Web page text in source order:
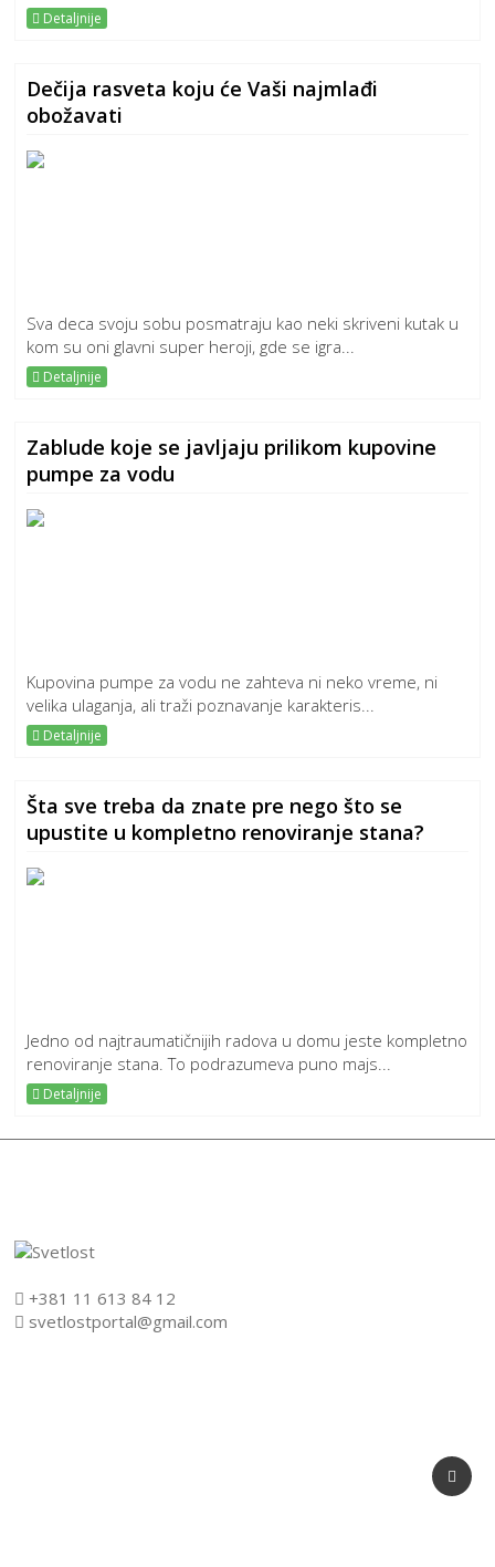
Detaljnije
Dečija rasveta koju će Vaši najmlađi
obožavati
Sva deca svoju sobu posmatraju kao neki skriveni kutak u
kom su oni glavni super heroji, gde se igra...
Detaljnije
Zablude koje se javljaju prilikom kupovine
pumpe za vodu
Kupovina pumpe za vodu ne zahteva ni neko vreme, ni
velika ulaganja, ali traži poznavanje karakteris...
Detaljnije
Šta sve treba da znate pre nego što se
upustite u kompletno renoviranje stana?
Jedno od najtraumatičnijih radova u domu jeste kompletno
renoviranje stana. To podrazumeva puno majs...
Detaljnije
+381 11 613 84 12
svetlostportal@gmail.com